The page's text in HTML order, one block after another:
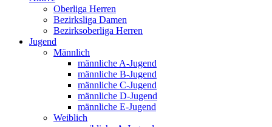
Oberliga Herren
Bezirksliga Damen
Bezirksoberliga Herren
Jugend
Männlich
männliche A-Jugend
männliche B-Jugend
männliche C-Jugend
männliche D-Jugend
männliche E-Jugend
Weiblich